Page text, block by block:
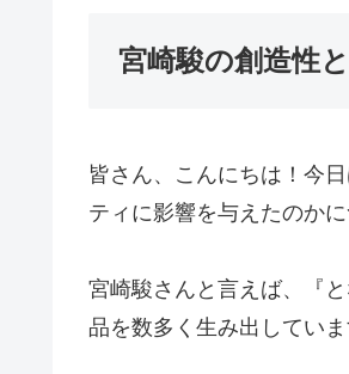
宮崎駿の創造性
皆さん、こんにちは！今
ティに影響を与えたのか
宮崎駿さんと言えば、『
品を数多く生み出していま